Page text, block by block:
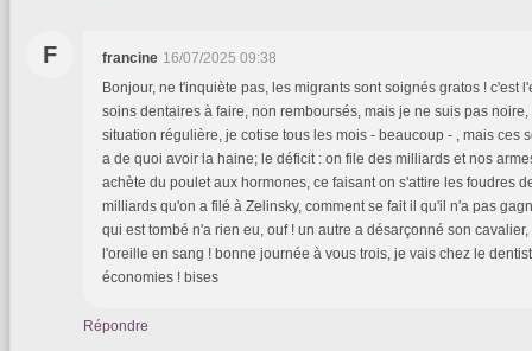
F francine 16/07/2025 09:38
Bonjour, ne t'inquiète pas, les migrants sont soignés gratos ! c'est
soins dentaires à faire, non remboursés, mais je ne suis pas
situation régulière, je cotise tous les mois - beaucoup - , mais ces
a de quoi avoir la haine; le déficit : on file des milliards et nos
achète du poulet aux hormones, ce faisant on s'attire les foudres
milliards qu'on a filé à Zelinsky, comment se fait il qu'il n'a pas
qui est tombé n'a rien eu, ouf ! un autre a désarçonné son
l'oreille en sang ! bonne journée à vous trois, je vais chez le
économies ! bises
Répondre